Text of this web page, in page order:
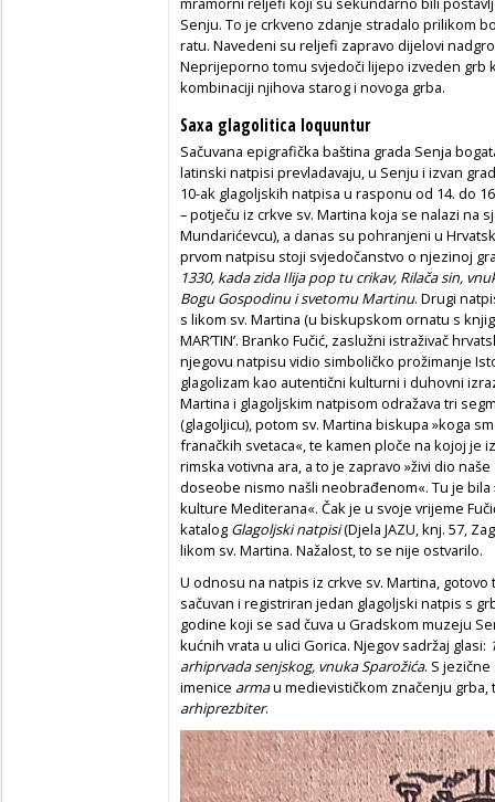
Senju. To je crkveno zdanje stradalo prilikom
ratu. Navedeni su reljefi zapravo dijelovi
Neprijeporno tomu svjedoči lijepo izveden grb
kombinaciji njihova starog i novoga grba.
Saxa glagolitica loquuntur
Sačuvana epigrafička baština grada Senja
latinski natpisi prevladavaju, u Senju i izvan
10-ak glagoljskih natpisa u rasponu od 14. do
– potječu iz crkve sv. Martina koja se nalazi na
Mundarićevcu), a danas su pohranjeni u
prvom natpisu stoji svjedočanstvo o njezinoj
1330, kada zida Ilija pop tu crikav, Rilača sin,
Bogu Gospodinu i svetomu Martinu. Drugi
s likom sv. Martina (u biskupskom ornatu s
MAR’TIN’. Branko Fučić, zaslužni istraživač
njegovu natpisu vidio simboličko prožimanje
glagolizam kao autentični kulturni i duhovni
Martina i glagoljskim natpisom odražava tri
(glagoljicu), potom sv. Martina biskupa »koga
franačkih svetaca«, te kamen ploče na kojoj je
rimska votivna ara, a to je zapravo »živi dio
doseobe nismo našli neobrađenom«. Tu je
kulture Mediterana«. Čak je u svoje vrijeme
katalog Glagoljski natpisi(Djela JAZU, knj. 57,
likom sv. Martina. Nažalost, to se nije ostvarilo.
U odnosu na natpis iz crkve sv. Martina,
sačuvan i registriran jedan glagoljski natpis s
godine koji se sad čuva u Gradskom muzeju
kućnih vrata u ulici Gorica. Njegov sadržaj glasi:
arhiprvada senjskog, vnuka Sparožića. S
imenice armau medievističkom značenju
arhiprezbiter.